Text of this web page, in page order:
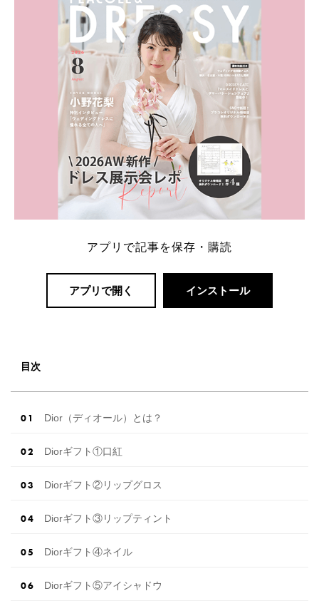
一番お得？」「プラコレの特典は？」といった疑問も
解決します。 まずは診断で候補を絞れる「ウェディ
ング診断」か、体験型 […]
続きを読む
アプリで記事を保存・購読
アプリで開く インストール
目次
Dior（ディオール）とは？
Diorギフト①口紅
Diorギフト②リップグロス
Diorギフト③リップティント
Diorギフト④ネイル
Diorギフト⑤アイシャドウ